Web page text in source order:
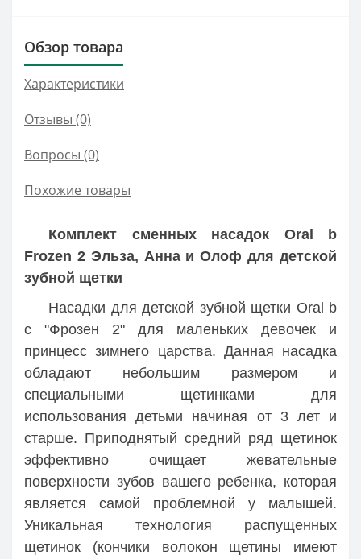
Обзор товара
Характеристики
Отзывы (0)
Вопросы (0)
Похожие товары
Комплект сменных насадок Oral b
Frozen 2 Эльза, Анна и Олоф для детской
зубной щетки
Насадки для детской зубной щетки Oral b
с "Фрозен 2" для маленьких девочек и
принцесс зимнего царства. Данная насадка
обладают небольшим размером и
специальными щетинками для
использования детьми начиная от 3 лет и
старше. Приподнятый средний ряд щетинок
эффективно очищает жевательные
поверхности зубов вашего ребенка, которая
является самой проблемной у малышей.
Уникальная технология распущенных
щетинок (кончики волокон щетины имеют